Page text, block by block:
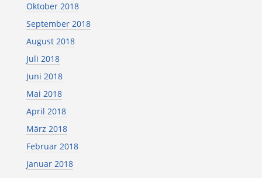
Oktober 2018
September 2018
August 2018
Juli 2018
Juni 2018
Mai 2018
April 2018
März 2018
Februar 2018
Januar 2018